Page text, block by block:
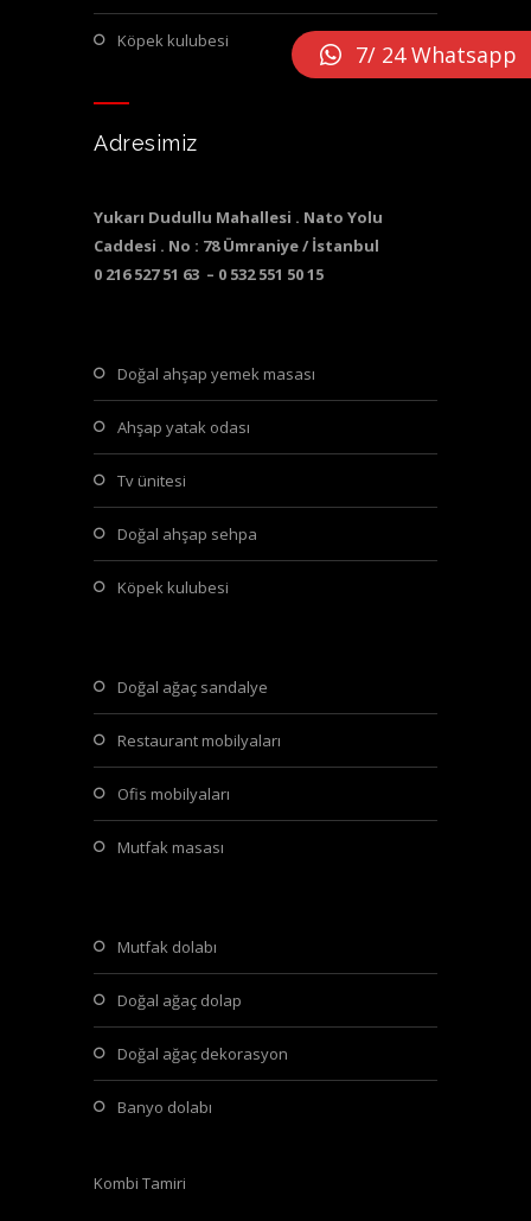
köpek kulubesi
Adresimiz
Yukarı Dudullu Mahallesi . Nato Yolu
Caddesi . No : 78 Ümraniye / İstanbul
0 216 527 51 63 – 0 532 551 50 15
doğal ahşap yemek masası
ahşap yatak odası
tv ünitesi
doğal ahşap sehpa
köpek kulubesi
doğal ağaç sandalye
restaurant mobilyaları
ofis mobilyaları
mutfak masası
mutfak dolabı
doğal ağaç dolap
doğal ağaç dekorasyon
banyo dolabı
Kombi Tamiri
7/ 24 Whatsapp